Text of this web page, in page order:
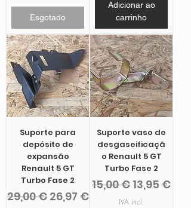
Esgotado
Adicionar ao
carrinho
Suporte para
depósito de
expansão
Renault 5 GT
Turbo Fase 2
Preço normal
29,00 € Preço promocional
26,97 €
Suporte vaso de
desgaseificaçã
o Renault 5 GT
Turbo Fase 2
Preço normal
15,00 € Preço
13,95 €
IVA incl.